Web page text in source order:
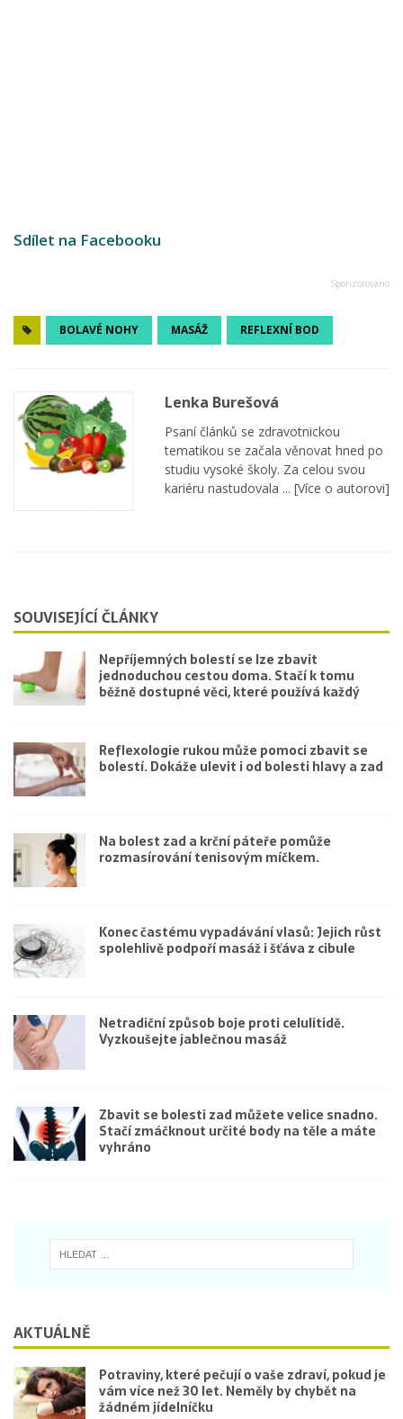
Sdílet na Facebooku
BOLAVÉ NOHY MASÁŽ REFLEXNÍ BOD
Lenka Burešová
Psaní článků se zdravotnickou
tematikou se začala věnovat hned po
studiu vysoké školy. Za celou svou
kariéru nastudovala ... [Více o autorovi]
SOUVISEJÍCÍ ČLÁNKY
Nepříjemných bolestí se lze zbavit
jednoduchou cestou doma. Stačí k tomu
běžně dostupné věci, které používá každý
Reflexologie rukou může pomoci zbavit se
bolestí. Dokáže ulevit i od bolesti hlavy a zad
Na bolest zad a krční páteře pomůže
rozmasírování tenisovým míčkem.
Konec častému vypadávání vlasů: Jejich růst
spolehlivě podpoří masáž i šťáva z cibule
Netradiční způsob boje proti celulitidě.
Vyzkoušejte jablečnou masáž
Zbavit se bolesti zad můžete velice snadno.
Stačí zmáčknout určité body na těle a máte
vyhráno
AKTUÁLNĚ
Potraviny, které pečují o vaše zdraví, pokud je
vám více než 30 let. Neměly by chybět na
žádném jídelníčku